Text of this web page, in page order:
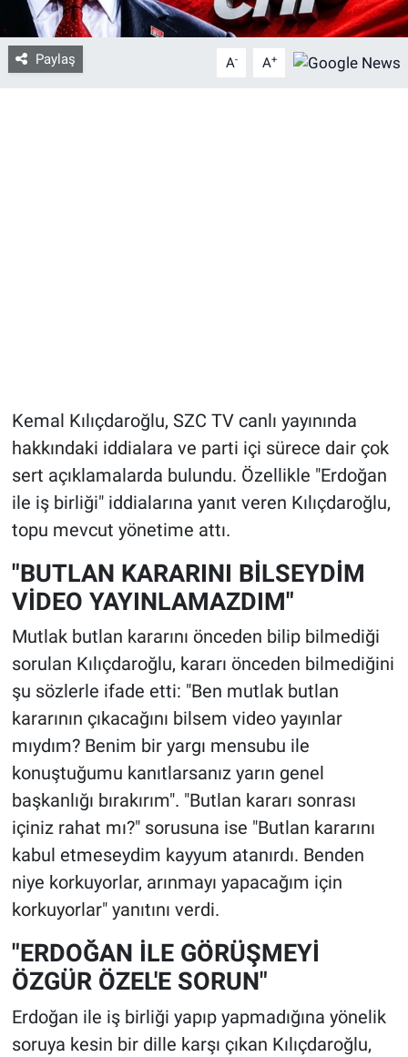
Paylaş A- A+
Kemal Kılıçdaroğlu, SZC TV canlı yayınında
hakkındaki iddialara ve parti içi sürece dair çok
sert açıklamalarda bulundu. Özellikle "Erdoğan
ile iş birliği" iddialarına yanıt veren Kılıçdaroğlu,
topu mevcut yönetime attı.
"BUTLAN KARARINI BİLSEYDİM
VİDEO YAYINLAMAZDIM"
Mutlak butlan kararını önceden bilip bilmediği
sorulan Kılıçdaroğlu, kararı önceden bilmediğini
şu sözlerle ifade etti: "Ben mutlak butlan
kararının çıkacağını bilsem video yayınlar
mıydım? Benim bir yargı mensubu ile
konuştuğumu kanıtlarsanız yarın genel
başkanlığı bırakırım". "Butlan kararı sonrası
içiniz rahat mı?" sorusuna ise "Butlan kararını
kabul etmeseydim kayyum atanırdı. Benden
niye korkuyorlar, arınmayı yapacağım için
korkuyorlar" yanıtını verdi.
"ERDOĞAN İLE GÖRÜŞMEYİ
ÖZGÜR ÖZEL'E SORUN"
Erdoğan ile iş birliği yapıp yapmadığına yönelik
soruya kesin bir dille karşı çıkan Kılıçdaroğlu,
Gözden Kaçmasın
İletişim (Künye)